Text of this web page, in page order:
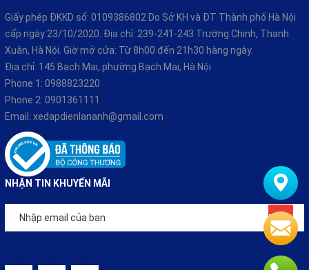
Giấy phép ĐKKD số: 0109386802 Do Sở KH và ĐT Thành phố Hà Nội
cấp ngày 23/10/2020. Địa chỉ: 239-241-243 Trường Chinh, Thanh
Xuân, Hà Nội. Giờ mở cửa: Từ 8h00 đến 21h30 hàng ngày.
Địa chỉ: 145 Bạch Mai, phường Bạch Mai, Hà Nội
Phone 1: 0988823220
Phone 2: 0901361111
Email: xedapdienlananh@gmail.com
NHẬN TIN KHUYẾN MÃI
Đăng ký